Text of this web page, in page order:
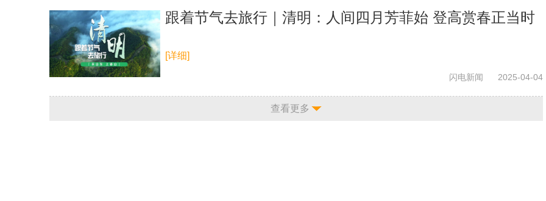
跟着节气去旅行｜清明：人间四月芳菲始 登高赏春正当时
[详细]
闪电新闻 2025-04-04
查看更多